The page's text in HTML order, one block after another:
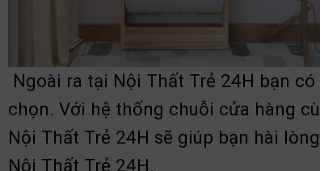
Ngoài ra tại Nội Thất Trẻ 24H bạn
chọn. Với hệ thống chuỗi cửa hàng
Nội Thất Trẻ 24H sẽ giúp bạn hài
Nội Thất Trẻ 24H.